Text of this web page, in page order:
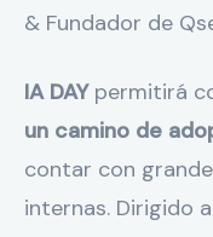
& Fundador de
IA DAYpermitirá
un camino de
contar con
internas. Dirigido a